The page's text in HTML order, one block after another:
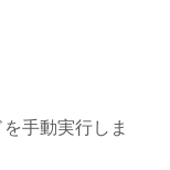
手動実行しま